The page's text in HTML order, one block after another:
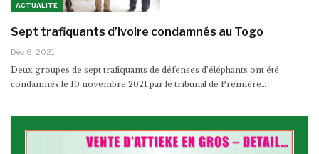
ACTUALITE
Sept trafiquants d’ivoire condamnés au Togo
Déc 6, 2021
Deux groupes de sept trafiquants de défenses d’éléphants ont été
condamnés le 10 novembre 2021 par le tribunal de Première…